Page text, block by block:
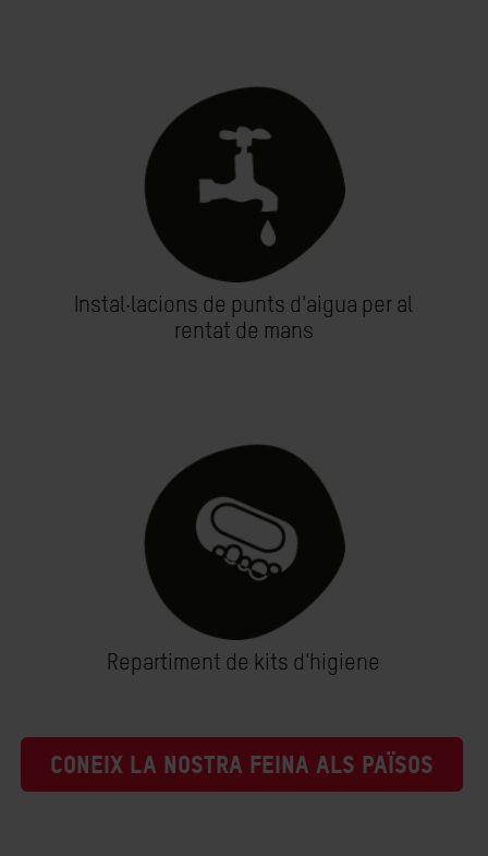
Instal·lacions de punts d'aigua per al
rentat de mans
Repartiment de kits d'higiene
CONEIX LA NOSTRA FEINA ALS PAÏSOS